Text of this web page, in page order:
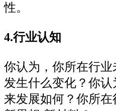
性。
4.行业认知
你认为，你所在行
发生什么变化？你
来发展如何？你所